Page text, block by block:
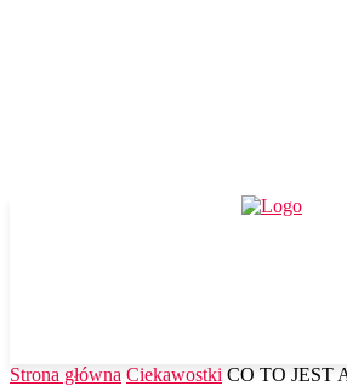
Strona główna Ciekawostki CO TO JEST